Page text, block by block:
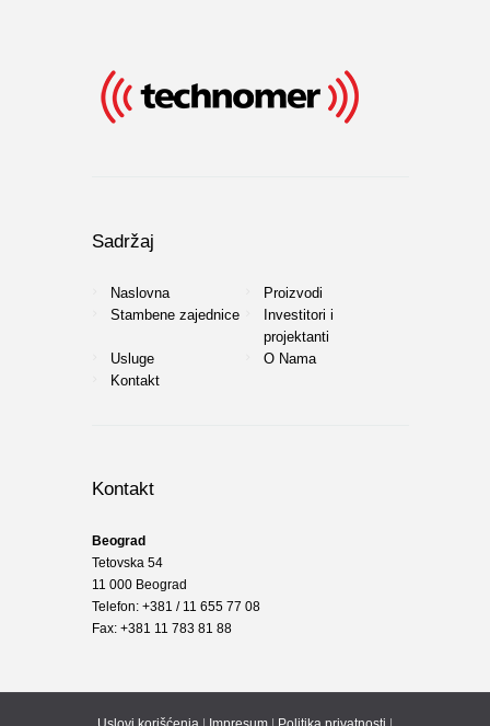
Sadržaj
Naslovna
Proizvodi
Stambene zajednice
Investitori i
projektanti
Usluge
O Nama
Kontakt
Kontakt
Beograd
Tetovska 54
11 000 Beograd
Telefon: +381 / 11 655 77 08
Fax: +381 11 783 81 88